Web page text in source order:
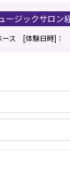
ージックサロン
ース [体験日時]：